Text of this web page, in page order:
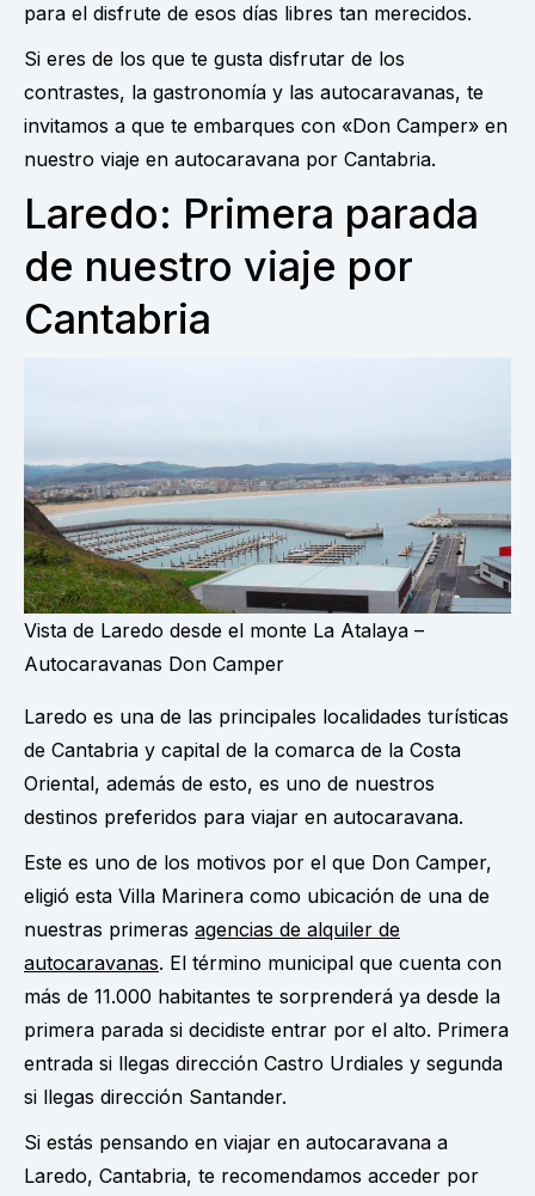
para el disfrute de esos días libres tan merecidos.
Si eres de los que te gusta disfrutar de los
contrastes, la gastronomía y las autocaravanas, te
invitamos a que te embarques con «Don Camper» en
nuestro viaje en autocaravana por Cantabria.
Laredo: Primera parada
de nuestro viaje por
Cantabria
Vista de Laredo desde el monte La Atalaya –
Autocaravanas Don Camper
Laredo es una de las principales localidades turísticas
de Cantabria y capital de la comarca de la Costa
Oriental, además de esto, es uno de nuestros
destinos preferidos para viajar en autocaravana.
Este es uno de los motivos por el que Don Camper,
eligió esta Villa Marinera como ubicación de una de
nuestras primeras agencias de alquiler de
autocaravanas. El término municipal que cuenta con
más de 11.000 habitantes te sorprenderá ya desde la
primera parada si decidiste entrar por el alto. Primera
entrada si llegas dirección Castro Urdiales y segunda
si llegas dirección Santander.
Si estás pensando en viajar en autocaravana a
Laredo, Cantabria, te recomendamos acceder por